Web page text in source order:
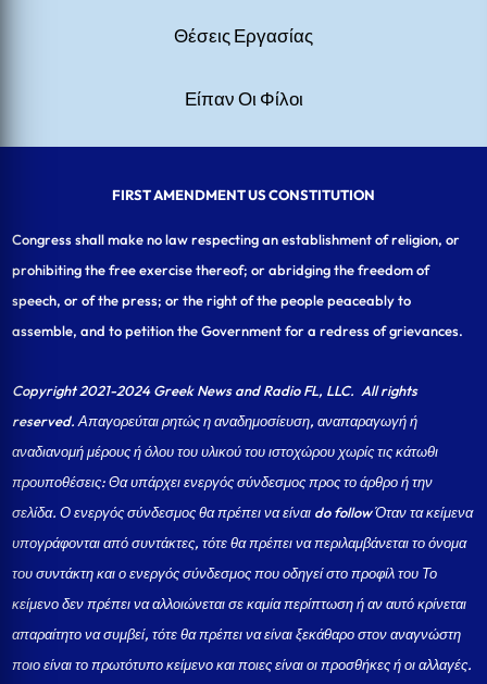
Θέσεις Εργασίας
Είπαν Οι Φίλοι
FIRST AMENDMENT US CONSTITUTION
Congress shall make no law respecting an establishment of religion, or
prohibiting the free exercise thereof; or abridging the freedom of
speech, or of the press; or the right of the people peaceably to
assemble, and to petition the Government for a redress of grievances.
Copyright 2021-2024 Greek News and Radio FL, LLC. All rights
reserved. Απαγορεύται ρητώς η αναδημοσίευση, αναπαραγωγή ή
αναδιανομή μέρους ή όλου του υλικού του ιστοχώρου χωρίς τις κάτωθι
προυποθέσεις: Θα υπάρχει ενεργός σύνδεσμος προς το άρθρο ή την
σελίδα.Ο ενεργός σύνδεσμος θα πρέπει να είναι do follow Όταν τα κείμενα
υπογράφονται από συντάκτες, τότε θα πρέπει να περιλαμβάνεται το όνομα
του συντάκτη και ο ενεργός σύνδεσμος που οδηγεί στο προφίλ του Το
κείμενο δεν πρέπει να αλλοιώνεται σε καμία περίπτωση ή αν αυτό κρίνεται
απαραίτητο να συμβεί, τότε θα πρέπει να είναι ξεκάθαρο στον αναγνώστη
ποιο είναι το πρωτότυπο κείμενο και ποιες είναι οι προσθήκες ή οι αλλαγές.